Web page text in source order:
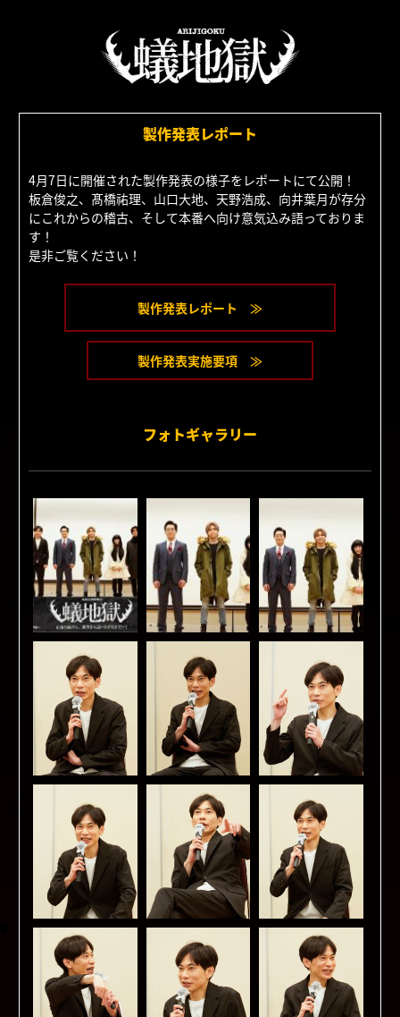
製作発表レポート
4月7日に開催された製作発表の様子をレポートにて公開！
板倉俊之、髙橋祐理、山口大地、天野浩成、向井葉月が存分
にこれからの稽古、そして本番へ向け意気込み語っておりま
す！
是非ご覧ください！
製作発表レポート ≫
製作発表実施要項 ≫
フォトギャラリー